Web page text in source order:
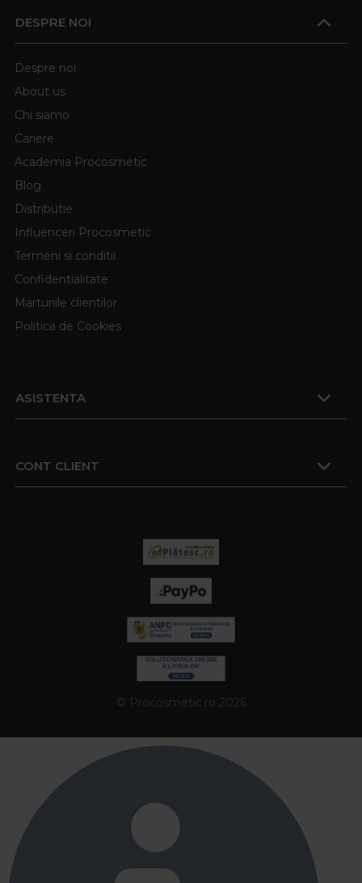
DESPRE NOI
Despre noi
About us
Chi siamo
Cariere
Academia Procosmetic
Blog
Distributie
Influenceri Procosmetic
Termeni si conditii
Confidentialitate
Marturiile clientilor
Politica de Cookies
ASISTENTA
CONT CLIENT
© Procosmetic.ro 2026